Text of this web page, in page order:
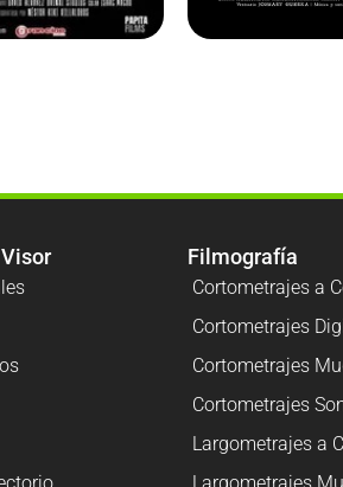
Filmografía
Cortometrajes a
Cortometrajes
Cortometrajes
Cortometrajes
Largometrajes a
Largometrajes